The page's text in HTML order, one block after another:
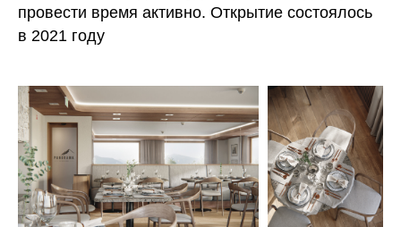
провести время активно. Открытие состоялось
в 2021 году